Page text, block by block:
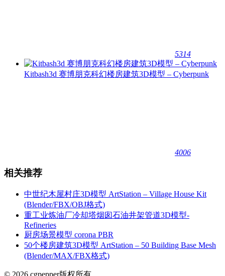
5314
Kitbash3d 赛博朋克科幻楼房建筑3D模型 – Cyberpunk
4006
相关推荐
中世纪木屋村庄3D模型 ArtStation – Village House Kit
(Blender/FBX/OBJ格式)
重工业炼油厂冷却塔烟囱石油井架管道3D模型-
Refineries
厨房场景模型 corona PBR
50个楼房建筑3D模型 ArtStation – 50 Building Base Mesh
(Blender/MAX/FBX格式)
© 2026 cgpepper版权所有